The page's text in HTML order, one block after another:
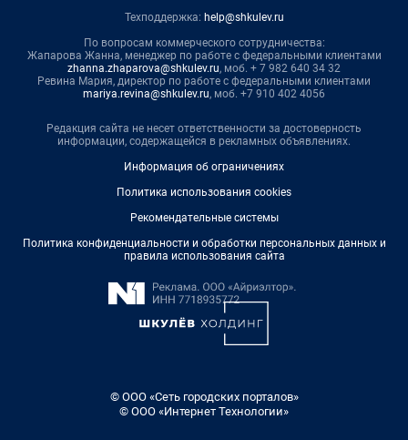
Техподдержка: help@shkulev.ru
По вопросам коммерческого сотрудничества:
Жапарова Жанна, менеджер по работе с федеральными клиентами
zhanna.zhaparova@shkulev.ru, моб. + 7 982 640 34 32
Ревина Мария, директор по работе с федеральными клиентами
mariya.revina@shkulev.ru, моб. +7 910 402 4056
Редакция сайта не несет ответственности за достоверность
информации, содержащейся в рекламных объявлениях.
Информация об ограничениях
Политика использования cookies
Рекомендательные системы
Политика конфиденциальности и обработки персональных данных и
правила использования сайта
© ООО «Сеть городских порталов»
© ООО «Интернет Технологии»